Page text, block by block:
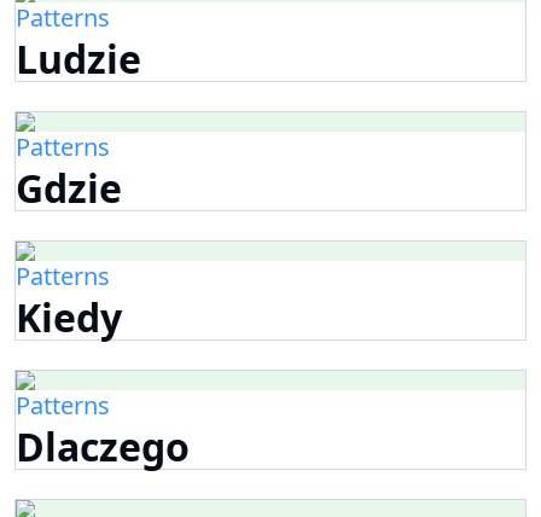
Patterns
Ludzie
Patterns
Gdzie
Patterns
Kiedy
Patterns
Dlaczego